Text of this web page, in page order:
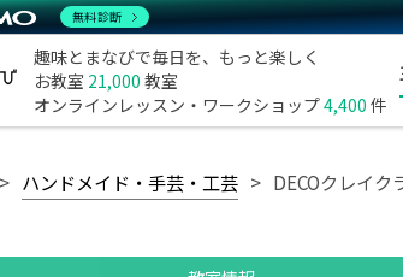
趣味とまなびで毎日を、もっと楽しく
お教室 21,000 教室
オンラインレッスン・ワークショップ4,400 件
ハンドメイド・手芸・工芸 DECOクレイ
無料診断